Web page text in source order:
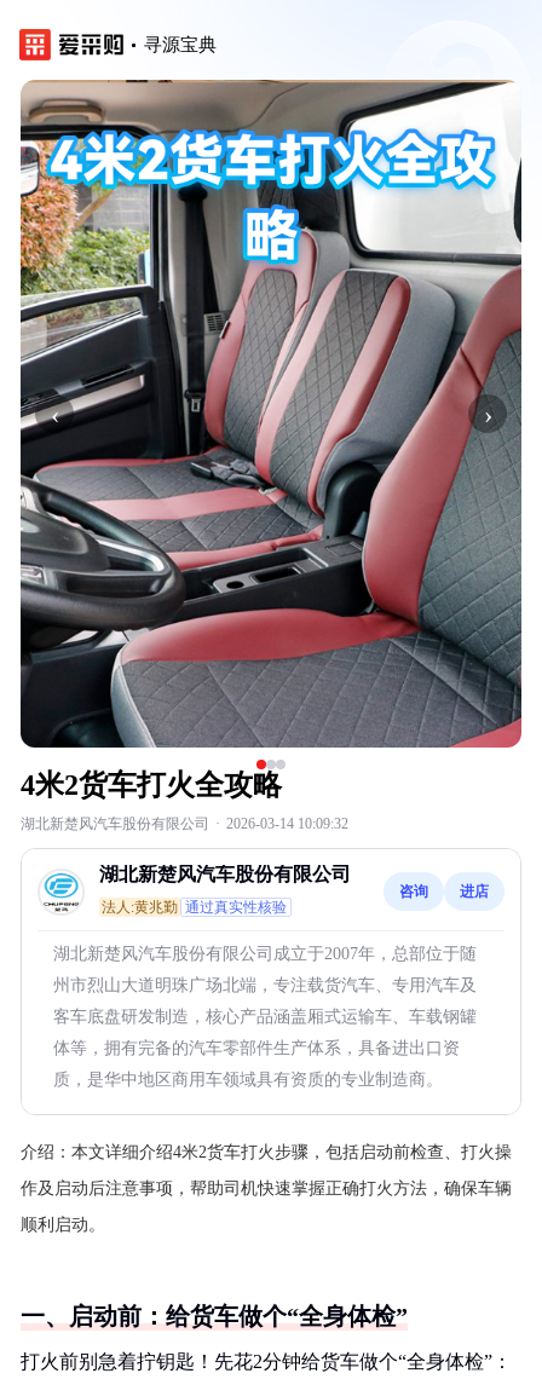
寻源宝典
‹ ›
4米2货车打火全攻略
湖北新楚风汽车股份有限公司 · 2026-03-14 10:09:32
湖北新楚风汽车股份有限公司
法人:黄兆勤 通过真实性核验
咨询 进店
湖北新楚风汽车股份有限公司成立于2007年，总部位于随
州市烈山大道明珠广场北端，专注载货汽车、专用汽车及
客车底盘研发制造，核心产品涵盖厢式运输车、车载钢罐
体等，拥有完备的汽车零部件生产体系，具备进出口资
质，是华中地区商用车领域具有资质的专业制造商。
介绍： 本文详细介绍4米2货车打火步骤，包括启动前检查、打火操
作及启动后注意事项，帮助司机快速掌握正确打火方法，确保车辆
顺利启动。
一、启动前：给货车做个“全身体检”
打火前别急着拧钥匙！先花2分钟给货车做个“全身体检”：